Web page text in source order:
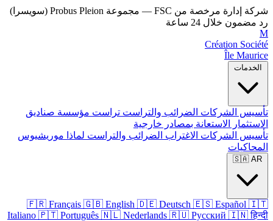
شركة إدارة مرخصة من FSC — مجموعة Probus Pleion (سويسرا)
رد مضمون خلال 24 ساعة
M
Création Société
Île Maurice
الخدمات
تأسيس الشركات الضرائب والتراست تراست مؤسسة صناديق
الاستثمار
الاستعانة بمصادر خارجية
تأسيس الشركات الاغتراب الضرائب والتراست لماذا موريشيوس
المحاكيات
🇸🇦 AR
🇫🇷 Français 🇬🇧 English 🇩🇪 Deutsch 🇪🇸 Español 🇮🇹
Italiano 🇵🇹 Português 🇳🇱 Nederlands 🇷🇺 Русский 🇮🇳 हिन्दी